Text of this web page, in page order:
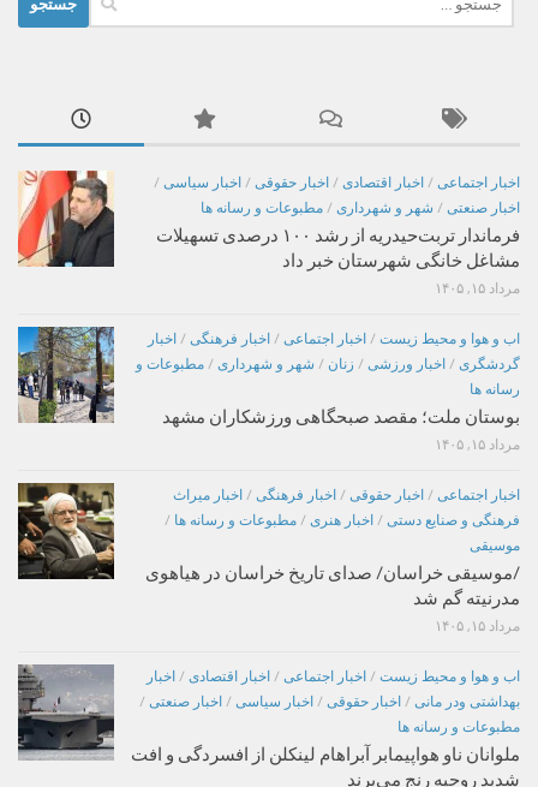
برای:
اخبار اجتماعی / اخبار اقتصادی / اخبار حقوقی / اخبار سیاسی /
اخبار صنعتی / شهر و شهرداری / مطبوعات و رسانه ها
فرماندار تربت‌حیدریه از رشد ۱۰۰ درصدی تسهیلات
مشاغل خانگی شهرستان خبر داد
مرداد ۱۵, ۱۴۰۵
اب و هوا و محیط زیست / اخبار اجتماعی / اخبار فرهنگی / اخبار
گردشگری / اخبار ورزشی / زنان / شهر و شهرداری / مطبوعات و
رسانه ها
بوستان ملت؛ مقصد صبحگاهی ورزشکاران مشهد
مرداد ۱۵, ۱۴۰۵
اخبار اجتماعی / اخبار حقوقی / اخبار فرهنگی / اخبار میراث
فرهنگی و صنایع دستی / اخبار هنری / مطبوعات و رسانه ها /
موسیقی
/موسیقی خراسان/ صدای تاریخ خراسان در هیاهوی
مدرنیته گم شد
مرداد ۱۵, ۱۴۰۵
اب و هوا و محیط زیست / اخبار اجتماعی / اخبار اقتصادی / اخبار
بهداشتی ودر مانی / اخبار حقوقی / اخبار سیاسی / اخبار صنعتی /
مطبوعات و رسانه ها
ملوانان ناو هواپیمابر آبراهام لینکلن از افسردگی و افت
شدید روحیه رنج می‌برند